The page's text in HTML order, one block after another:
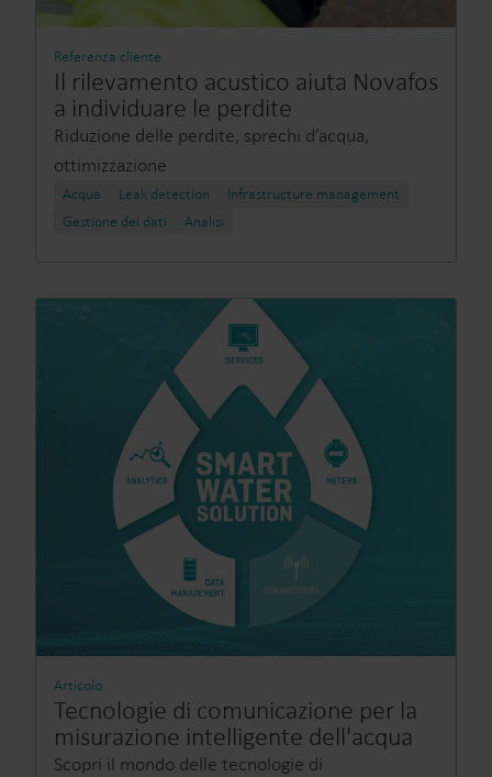
Referenza cliente
Il rilevamento acustico aiuta Novafos
a individuare le perdite
Riduzione delle perdite, sprechi d’acqua,
ottimizzazione
Acqua Leak detection
Infrastructure management
Gestione dei dati
Analisi
Articolo
Tecnologie di comunicazione per la
misurazione intelligente dell'acqua
Scopri il mondo delle tecnologie di